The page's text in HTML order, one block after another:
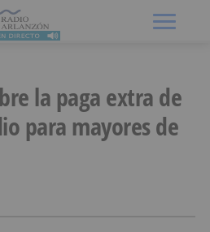
la paga extra de
para mayores de